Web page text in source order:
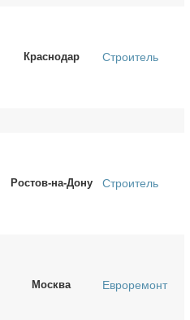
Краснодар Строитель
Ростов-на-Дону Строитель
Москва Евроремонт